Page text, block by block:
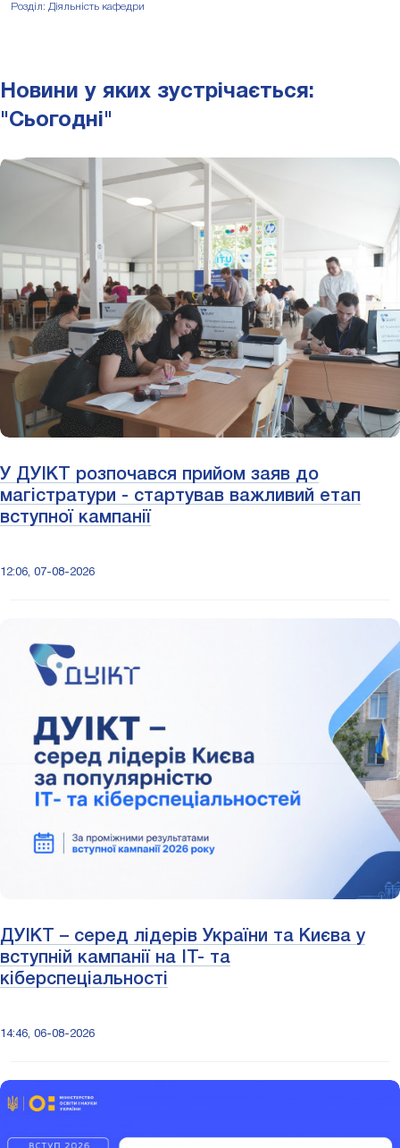
Розділ: Діяльність кафедри
Новини у яких зустрічається:
"Сьогодні"
У ДУІКТ розпочався прийом заяв до
магістратури - стартував важливий етап
вступної кампанії
12:06, 07-08-2026
ДУІКТ – серед лідерів України та Києва у
вступній кампанії на ІТ- та
кіберспеціальності
14:46, 06-08-2026